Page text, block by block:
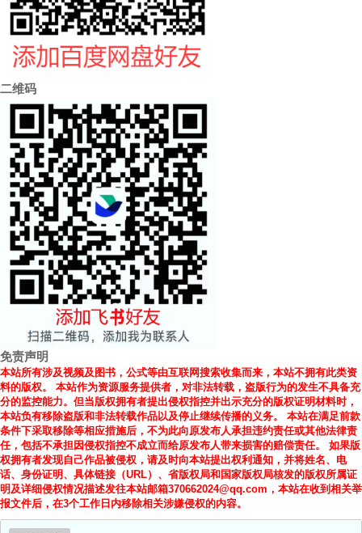
二维码
免责声明
本站所有涉及视频及图书，公式等由互联网搜索收集而来，本站不拥有此类资
料的版权。 本站作为资源服务提供者，对非法转载，盗版行为的发生不具备充
分的监控能力。但当版权拥有者提出侵权指控并出示充分的版权证明材料时，
本站负有移除盗版和非法转载作品以及停止继续传播的义务。 本站在满足前款
条件下采取移除等相应措施后，不为此向原发布人承担违约责任或其他法律责
任，包括不承担因侵权指控不成立而给原发布人带来损害的赔偿责任。 如果版
权拥有者发现自己作品被侵权，请及时向本站提出权利通知，并将姓名、电
话、身份证明、具体链接（URL）、省版权局和国家版权局核发的版权所属证
明及详细侵权情况描述发往本站邮箱370662024@qq.com，本站在收到相关举
报文件后，在3个工作日内移除相关涉嫌侵权的内容。